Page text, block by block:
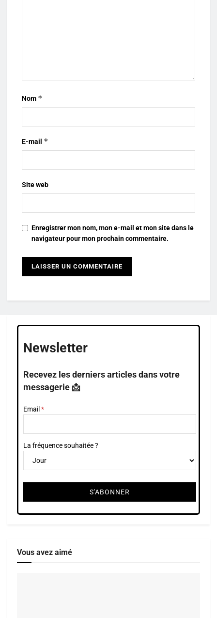
Nom *
E-mail *
Site web
Enregistrer mon nom, mon e-mail et mon site dans le
navigateur pour mon prochain commentaire.
Newsletter
Recevez les derniers articles dans votre
messagerie 📩
Email
La fréquence souhaitée ?
Vous avez aimé